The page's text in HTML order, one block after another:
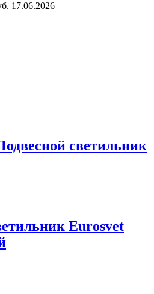
17.06.2026
светильник
Eurosvet